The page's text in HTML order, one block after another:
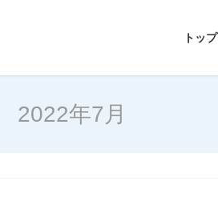
トップ
2022年7月